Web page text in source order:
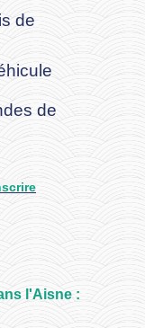
de
de
l'Aisne :